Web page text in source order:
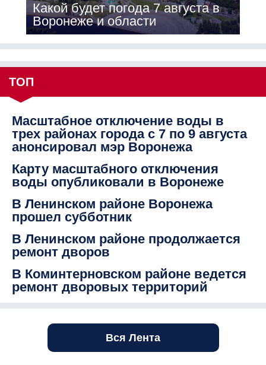
Какой будет погода 7 августа в
Воронеже и области
ТОП
Масштабное отключение воды в
трех районах города с 7 по 9 августа
анонсировал мэр Воронежа
Карту масштабного отключения
воды опубликовали в Воронеже
В Ленинском районе Воронежа
прошел субботник
В Ленинском районе продолжается
ремонт дворов
В Коминтерновском районе ведется
ремонт дворовых территорий
Вся Лента